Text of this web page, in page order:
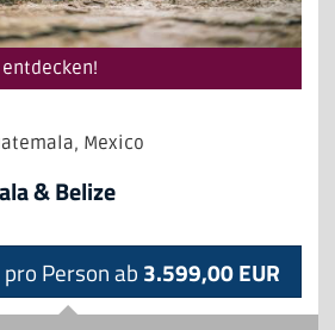
Mexico
& Belize
pro Person ab 3.599,00 EUR